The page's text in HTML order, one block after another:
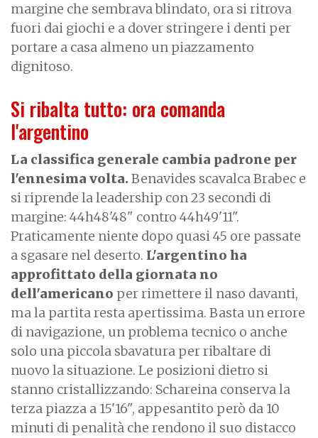
margine che sembrava blindato, ora si ritrova
fuori dai giochi e a dover stringere i denti per
portare a casa almeno un piazzamento
dignitoso.
Si ribalta tutto: ora comanda
l'argentino
La classifica generale cambia padrone per
l'ennesima volta. Benavides scavalca Brabec e
si riprende la leadership con 23 secondi di
margine: 44h48'48" contro 44h49'11".
Praticamente niente dopo quasi 45 ore passate
a sgasare nel deserto. L'argentino ha
approfittato della giornata no
dell'americano per rimettere il naso davanti,
ma la partita resta apertissima. Basta un errore
di navigazione, un problema tecnico o anche
solo una piccola sbavatura per ribaltare di
nuovo la situazione. Le posizioni dietro si
stanno cristallizzando: Schareina conserva la
terza piazza a 15'16", appesantito però da 10
minuti di penalità che rendono il suo distacco